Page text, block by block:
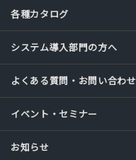
各種カタログ
システム導入部門の方へ
よくある質問・お問い合わせ
イベント・セミナー
お知らせ